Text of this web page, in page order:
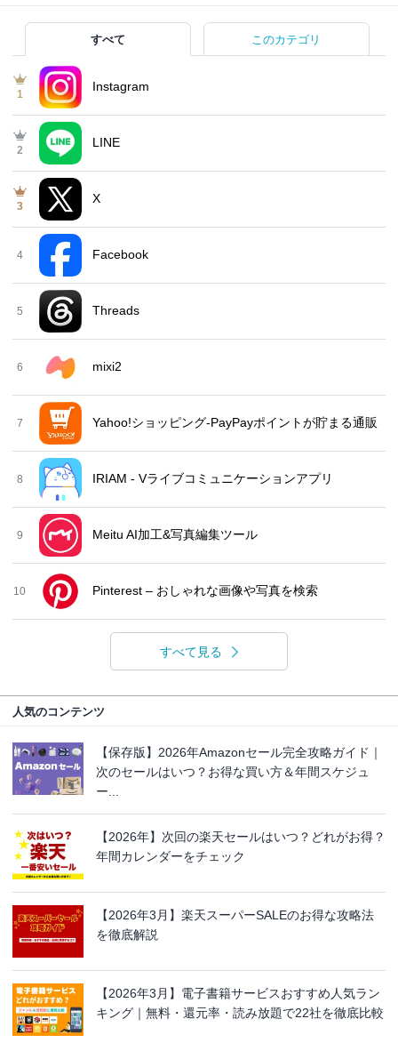
すべて このカテゴリ
1
Instagram
2
LINE
3
X
4 Facebook
5 Threads
6 mixi2
7 Yahoo!ショッピング-PayPayポイントが貯まる通販
8 IRIAM - Vライブコミュニケーションアプリ
9 Meitu AI加工&写真編集ツール
10 Pinterest – おしゃれな画像や写真を検索
すべて見る
人気のコンテンツ
【保存版】2026年Amazonセール完全攻略ガイド｜
次のセールはいつ？お得な買い方＆年間スケジュ
ー...
【2026年】次回の楽天セールはいつ？どれがお得？
年間カレンダーをチェック
【2026年3月】楽天スーパーSALEのお得な攻略法
を徹底解説
【2026年3月】電子書籍サービスおすすめ人気ラン
キング｜無料・還元率・読み放題で22社を徹底比較